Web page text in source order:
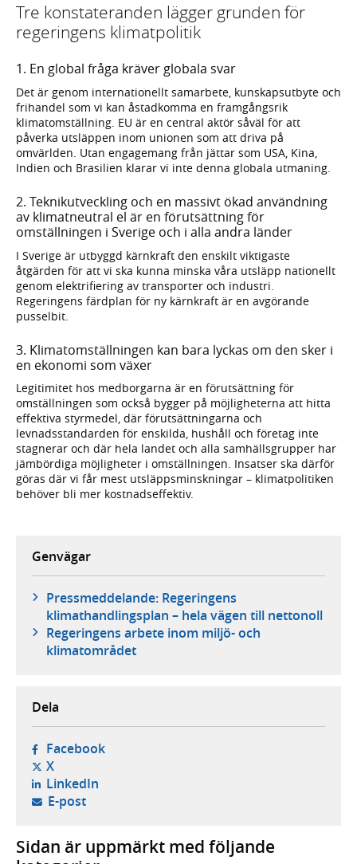
Tre konstateranden lägger grunden för
regeringens klimatpolitik
1. En global fråga kräver globala svar
Det är genom internationellt samarbete, kunskapsutbyte och
frihandel som vi kan åstadkomma en framgångsrik
klimatomställning. EU är en central aktör såväl för att
påverka utsläppen inom unionen som att driva på
omvärlden. Utan engagemang från jättar som USA, Kina,
Indien och Brasilien klarar vi inte denna globala utmaning.
2. Teknikutveckling och en massivt ökad användning
av klimatneutral el är en förutsättning för
omställningen i Sverige och i alla andra länder
I Sverige är utbyggd kärnkraft den enskilt viktigaste
åtgärden för att vi ska kunna minska våra utsläpp nationellt
genom elektrifiering av transporter och industri.
Regeringens färdplan för ny kärnkraft är en avgörande
pusselbit.
3. Klimatomställningen kan bara lyckas om den sker i
en ekonomi som växer
Legitimitet hos medborgarna är en förutsättning för
omställningen som också bygger på möjligheterna att hitta
effektiva styrmedel, där förutsättningarna och
levnadsstandarden för enskilda, hushåll och företag inte
stagnerar och där hela landet och alla samhällsgrupper har
jämbördiga möjligheter i omställningen. Insatser ska därför
göras där vi får mest utsläppsminskningar – klimatpolitiken
behöver bli mer kostnadseffektiv.
Genvägar
Pressmeddelande: Regeringens
klimathandlingsplan – hela vägen till nettonoll
Regeringens arbete inom miljö- och
klimatområdet
Dela
Facebook- öppnas i ny flik, extern webbplats,
X- öppnas i ny flik, extern webbplats,
LinkedIn- öppnas i ny flik, extern webbplats,
E-post- öppnar din e-postklient,
Sidan är uppmärkt med följande